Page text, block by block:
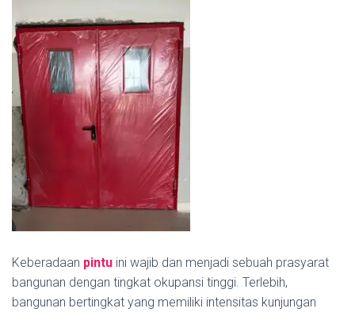
Keberadaan pintu ini wajib dan menjadi sebuah prasyarat
bangunan dengan tingkat okupansi tinggi. Terlebih,
bangunan bertingkat yang memiliki intensitas kunjungan